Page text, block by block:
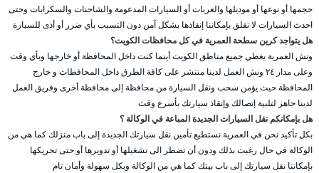
حجمها أو نوعها أو موديلها والعربات أو السيارات المدعومة والشاحنات والسكرابات وحتى
احدث السيارات لا تقلق بإمكاننا إنقاذها بشكل آمن دون التسبب بأي ضرر أو أذى للسيارة
هل يتواجد كرين سطحة العمرية في كل محافظات الكويت؟
ونش العمرية يغطي جميع مناطق الكويت أينما كنت داخل المحافظة أو خارجها وبأي وقت
وعلى مدار ٢٤ ونش العمل لدينا منتشر على كافة الطرق داخل المحافظات و خارج
المحافظة حيث يؤمن سحب ونقل السيارة من محافظة إلى محافظة أخرى وفريق العمل
لدينا جاهز لتلبية إتصالك وإنقاذ سيارتك بأسرع وقت
هل بإمكانكم نقل السيارات الجديدة المباعة في الوكالة ؟
بكل تأكيد نحن في العمرية نستطيع تأمين نقل سيارتك الجديدة إلى باب منزلك كما هي من
الوكالة في حال رغبت بذلك ودون أن تضطر الى تشغيلها أو تدويرها أو حتى تحريكها
بإمكاننا نقل سيارتك إلى باب بيتك كما هي من الوكالة وبكل سهولة وأمان تام